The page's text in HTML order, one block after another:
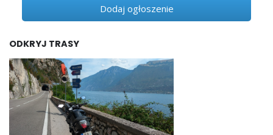
Dodaj ogłoszenie
ODKRYJ TRASY